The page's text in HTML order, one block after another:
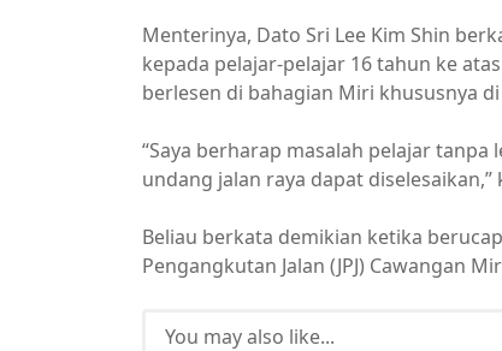
Menterinya, Dato Sri Lee Kim Shin
kepada pelajar-pelajar 16 tahun ke
berlesen di bahagian Miri khususnya
“Saya berharap masalah pelajar tanpa
undang jalan raya dapat
Beliau berkata demikian ketika
Pengangkutan Jalan (JPJ) Cawangan
You may also like...